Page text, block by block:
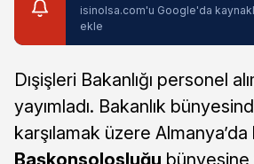
isinolsa.com'u Google'da
ekle
Dışişleri Bakanlığı personel
yayımladı. Bakanlık
karşılamak üzere
Başkonsolosluğu